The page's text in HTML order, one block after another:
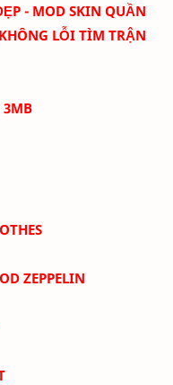
- MOD SKIN QUẦN
LỖI TÌM TRẬN
3MB
ZEPPELIN